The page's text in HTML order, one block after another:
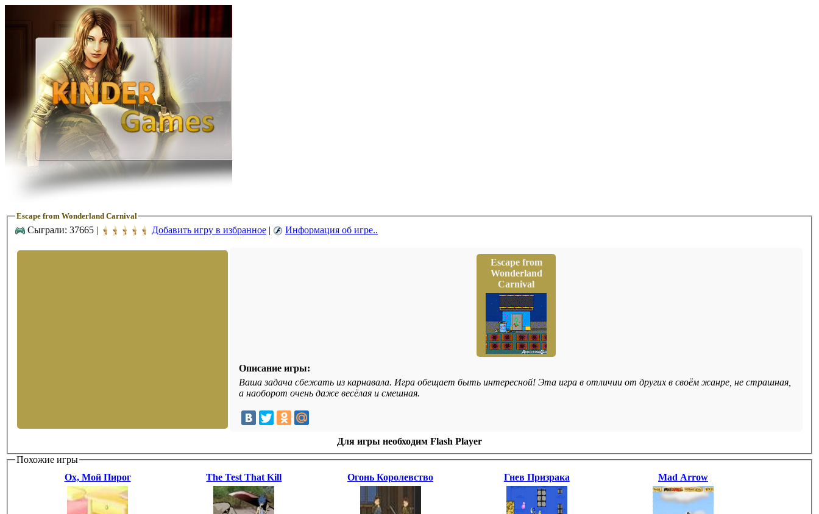
Escape from Wonderland Carnival
Сыграли: 37665 | Добавить игру в избранное | Информация об игре..
Escape from
Wonderland
Carnival
Описание игры:
Ваша задача сбежать из карнавала. Игра обещает быть интересной! Эта игра в отличии от других в своём жанре, не страшная,
а наоборот очень даже весёлая и смешная.
Для игры необходим Flash Player
Похожие игры
Ох, Мой Пирог
The Test That Kill Огонь Королевство Гнев Призрака Mad Arrow